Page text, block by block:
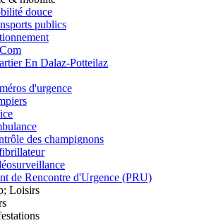
douce
publics
En Dalaz-Potteilaz
d'urgence
des champignons
de Rencontre d'Urgence (PRU)